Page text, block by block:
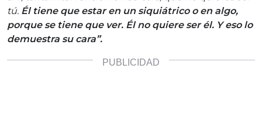
tú. Él tiene que estar en un siquiátrico o en algo,
porque se tiene que ver. Él no quiere ser él. Y eso lo
demuestra su cara”.